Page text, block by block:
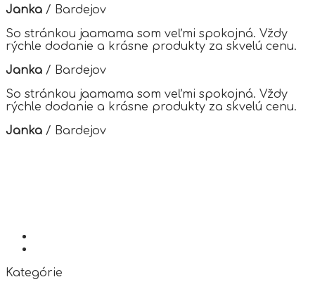
Janka / Bardejov
So stránkou jaamama som veľmi spokojná. Vždy
rýchle dodanie a krásne produkty za skvelú cenu.
Janka / Bardejov
So stránkou jaamama som veľmi spokojná. Vždy
rýchle dodanie a krásne produkty za skvelú cenu.
Janka / Bardejov
Kategórie